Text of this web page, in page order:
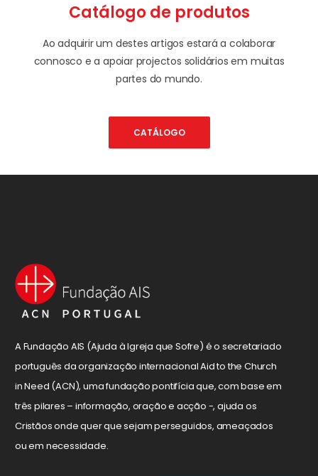
Catálogo de produtos
Ao adquirir um destes artigos estará a colaborar
connosco e a apoiar projectos solidários em muitas
partes do mundo.
CATÁLOGO
A Fundação AIS (Ajuda à Igreja que Sofre) é o secretariado
português da organização internacional Aid to the Church
in Need (ACN), uma fundação pontifícia que, com base em
três pilares – informação, oração e acção -, ajuda os
Cristãos onde quer que sejam perseguidos, ameaçados
ou em necessidade.